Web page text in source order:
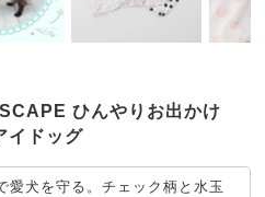
ひんやりお出かけ
イドッグ
愛犬を守る。チェック柄と水玉